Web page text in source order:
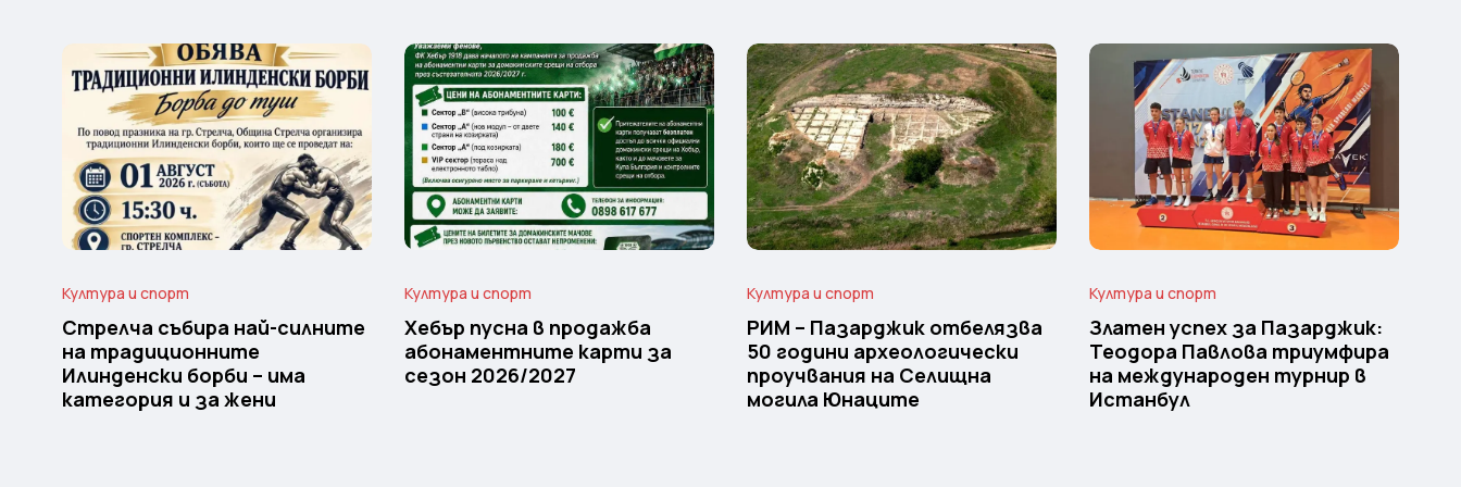
Култура и спорт
Стрелча събира най-силните
на традиционните
Илинденски борби – има
категория и за жени
Култура и спорт
Хебър пусна в продажба
абонаментните карти за
сезон 2026/2027
Култура и спорт
РИМ – Пазарджик отбелязва
50 години археологически
проучвания на Селищна
могила Юнаците
Култура и спорт
Златен успех за Пазарджик:
Теодора Павлова триумфира
на международен турнир в
Истанбул